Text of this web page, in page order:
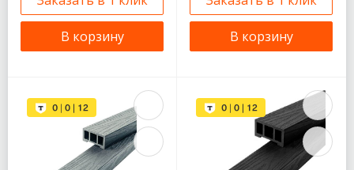
В корзину В корзину